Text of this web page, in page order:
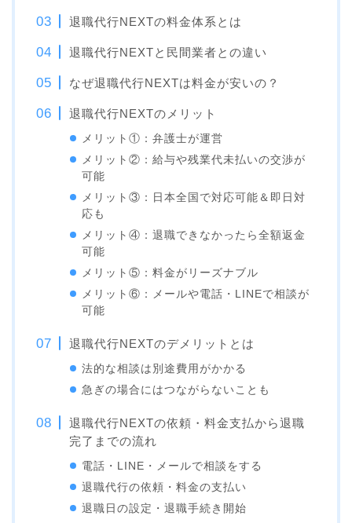
退職代行NEXTの料金体系とは
退職代行NEXTと民間業者との違い
なぜ退職代行NEXTは料金が安いの？
退職代行NEXTのメリット
メリット①：弁護士が運営
メリット②：給与や残業代未払いの交渉が
可能
メリット③：日本全国で対応可能＆即日対
応も
メリット④：退職できなかったら全額返金
可能
メリット⑤：料金がリーズナブル
メリット⑥：メールや電話・LINEで相談が
可能
退職代行NEXTのデメリットとは
法的な相談は別途費用がかかる
急ぎの場合にはつながらないことも
退職代行NEXTの依頼・料金支払から退職
完了までの流れ
電話・LINE・メールで相談をする
退職代行の依頼・料金の支払い
退職日の設定・退職手続き開始